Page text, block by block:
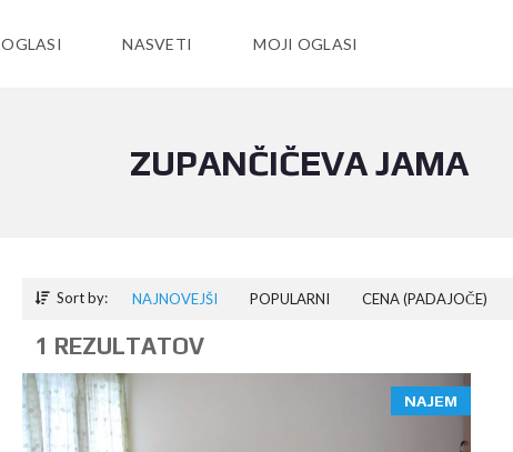
OGLASI NASVETI MOJI OGLASI
ZUPANČIČEVA JAMA
Sort by: NAJNOVEJŠI POPULARNI CENA (PADAJOČE)
1 REZULTATOV
NAJEM